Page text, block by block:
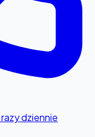
dziennie